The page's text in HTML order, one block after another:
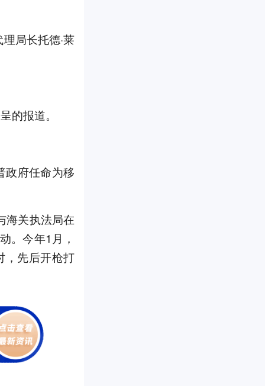
局长托德·莱
的报道。
政府任命为移
海关执法局在
。今年1月，
，先后开枪打